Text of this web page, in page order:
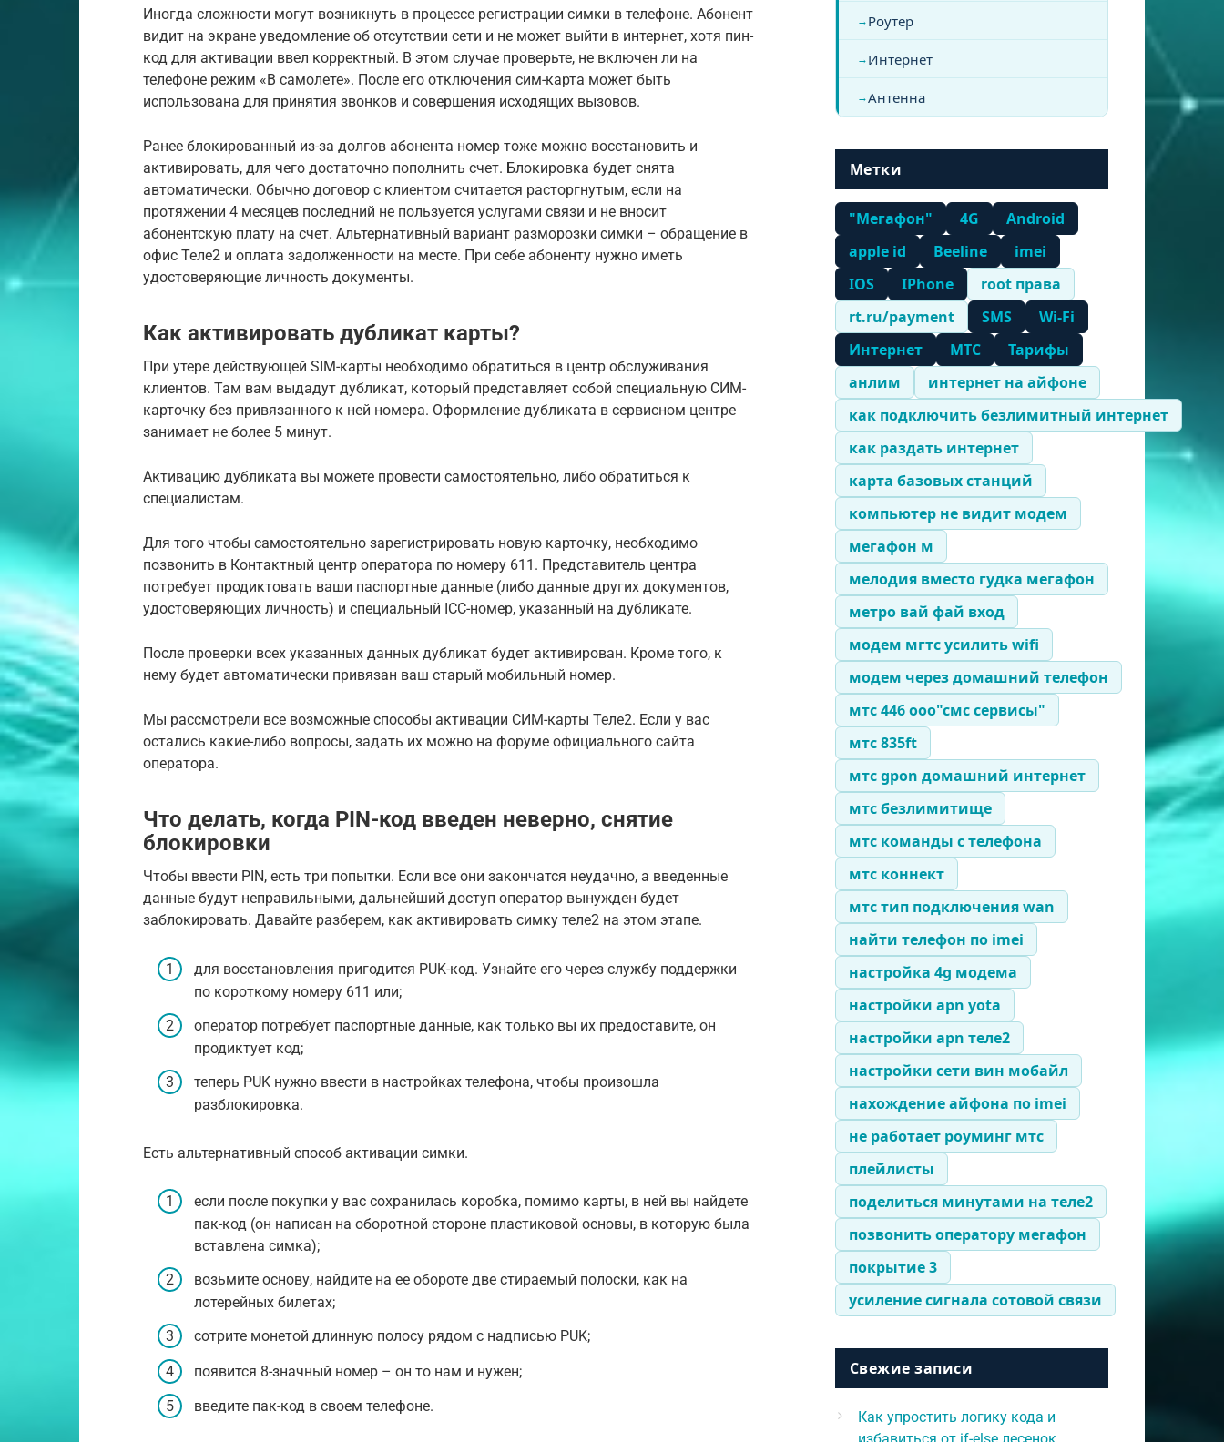
Иногда сложности могут возникнуть в процессе регистрации симки в телефоне. Абонент
видит на экране уведомление об отсутствии сети и не может выйти в интернет, хотя пин-
код для активации ввел корректный. В этом случае проверьте, не включен ли на
телефоне режим «В самолете». После его отключения сим-карта может быть
использована для принятия звонков и совершения исходящих вызовов.
Ранее блокированный из-за долгов абонента номер тоже можно восстановить и
активировать, для чего достаточно пополнить счет. Блокировка будет снята
автоматически. Обычно договор с клиентом считается расторгнутым, если на
протяжении 4 месяцев последний не пользуется услугами связи и не вносит
абонентскую плату на счет. Альтернативный вариант разморозки симки – обращение в
офис Теле2 и оплата задолженности на месте. При себе абоненту нужно иметь
удостоверяющие личность документы.
Как активировать дубликат карты?
При утере действующей SIM-карты необходимо обратиться в центр обслуживания
клиентов. Там вам выдадут дубликат, который представляет собой специальную СИМ-
карточку без привязанного к ней номера. Оформление дубликата в сервисном центре
занимает не более 5 минут.
Активацию дубликата вы можете провести самостоятельно, либо обратиться к
специалистам.
Для того чтобы самостоятельно зарегистрировать новую карточку, необходимо
позвонить в Контактный центр оператора по номеру 611. Представитель центра
потребует продиктовать ваши паспортные данные (либо данные других документов,
удостоверяющих личность) и специальный ICC-номер, указанный на дубликате.
После проверки всех указанных данных дубликат будет активирован. Кроме того, к
нему будет автоматически привязан ваш старый мобильный номер.
Мы рассмотрели все возможные способы активации СИМ-карты Теле2. Если у вас
остались какие-либо вопросы, задать их можно на форуме официального сайта
оператора.
Что делать, когда PIN-код введен неверно, снятие
блокировки
Чтобы ввести PIN, есть три попытки. Если все они закончатся неудачно, а введенные
данные будут неправильными, дальнейший доступ оператор вынужден будет
заблокировать. Давайте разберем, как активировать симку теле2 на этом этапе.
для восстановления пригодится PUK-код. Узнайте его через службу поддержки
по короткому номеру 611 или;
оператор потребует паспортные данные, как только вы их предоставите, он
продиктует код;
теперь PUK нужно ввести в настройках телефона, чтобы произошла
разблокировка.
Есть альтернативный способ активации симки.
если после покупки у вас сохранилась коробка, помимо карты, в ней вы найдете
пак-код (он написан на оборотной стороне пластиковой основы, в которую была
вставлена симка);
возьмите основу, найдите на ее обороте две стираемый полоски, как на
лотерейных билетах;
сотрите монетой длинную полосу рядом с надписью PUK;
появится 8-значный номер – он то нам и нужен;
введите пак-код в своем телефоне.
Роутер
Интернет
Антенна
Метки
"Мегафон" 4G
Android
apple id
Beeline
imei
IOS
IPhone
root права
rt.ru/payment
SMS
Wi-Fi
Интернет
МТС
Тарифы
анлим
интернет на айфоне
как подключить безлимитный интернет
как раздать интернет
карта базовых станций
компьютер не видит модем
мегафон м
мелодия вместо гудка мегафон
метро вай фай вход
модем мгтс усилить wifi
модем через домашний телефон
мтс 446 ооо"смс сервисы"
мтс 835ft
мтс gpon домашний интернет
мтс безлимитище
мтс команды с телефона
мтс коннект
мтс тип подключения wan
найти телефон по imei
настройка 4g модема
настройки apn yota
настройки apn теле2
настройки сети вин мобайл
нахождение айфона по imei
не работает роуминг мтс
плейлисты
поделиться минутами на теле2
позвонить оператору мегафон
покрытие 3
усиление сигнала сотовой связи
Свежие записи
Как упростить логику кода и